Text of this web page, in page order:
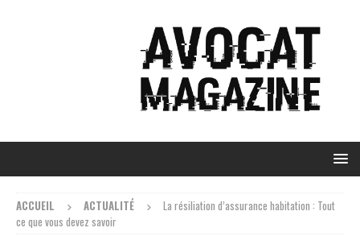
ACCUEIL ACTUALITÉ
La résiliation d’assurance habitation : Tout
ce que vous devez savoir